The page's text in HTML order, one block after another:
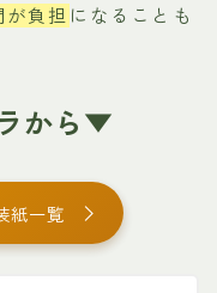
負担 になることも
から▼
紙一覧